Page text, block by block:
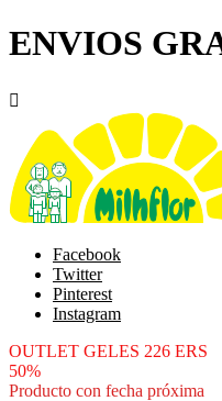
ENVIOS

Facebook
Twitter
Pinterest
Instagram
OUTLET GELES 226 ERS
50%
Producto con fecha próxima